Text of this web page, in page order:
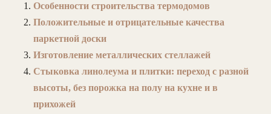
Особенности строительства термодомов
Положительные и отрицательные качества
паркетной доски
Изготовление металлических стеллажей
Стыковка линолеума и плитки: переход с разной
высоты, без порожка на полу на кухне и в
прихожей